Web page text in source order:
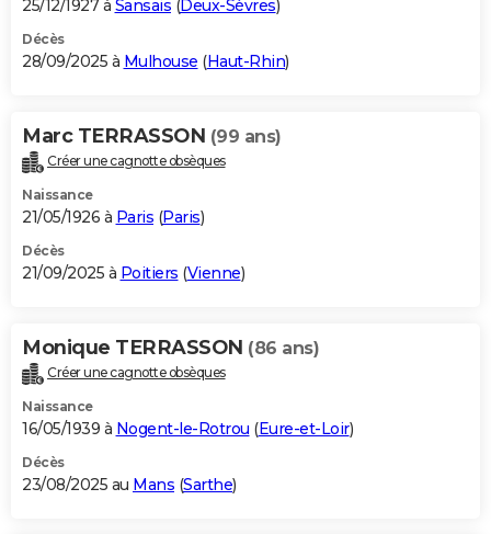
25/12/1927 à Sansais (Deux-Sèvres)
Décès
28/09/2025 à Mulhouse (Haut-Rhin)
Marc TERRASSON (99 ans)
Créer une cagnotte obsèques
Naissance
21/05/1926 à Paris (Paris)
Décès
21/09/2025 à Poitiers (Vienne)
Monique TERRASSON (86 ans)
Créer une cagnotte obsèques
Naissance
16/05/1939 à Nogent-le-Rotrou (Eure-et-Loir)
Décès
23/08/2025 au Mans (Sarthe)